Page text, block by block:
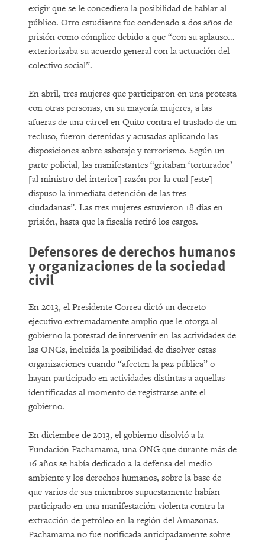
exigir que se le concediera la posibilidad de hablar al
público. Otro estudiante fue condenado a dos años de
prisión como cómplice debido a que “con su aplauso...
exteriorizaba su acuerdo general con la actuación del
colectivo social”.
En abril, tres mujeres que participaron en una protesta
con otras personas, en su mayoría mujeres, a las
afueras de una cárcel en Quito contra el traslado de un
recluso, fueron detenidas y acusadas aplicando las
disposiciones sobre sabotaje y terrorismo. Según un
parte policial, las manifestantes “gritaban ‘torturador’
[al ministro del interior] razón por la cual [este]
dispuso la inmediata detención de las tres
ciudadanas”. Las tres mujeres estuvieron 18 días en
prisión, hasta que la fiscalía retiró los cargos.
Defensores de derechos humanos
y organizaciones de la sociedad
civil
En 2013, el Presidente Correa dictó un decreto
ejecutivo extremadamente amplio que le otorga al
gobierno la potestad de intervenir en las actividades de
las ONGs, incluida la posibilidad de disolver estas
organizaciones cuando “afecten la paz pública” o
hayan participado en actividades distintas a aquellas
identificadas al momento de registrarse ante el
gobierno.
En diciembre de 2013, el gobierno disolvió a la
Fundación Pachamama, una ONG que durante más de
16 años se había dedicado a la defensa del medio
ambiente y los derechos humanos, sobre la base de
que varios de sus miembros supuestamente habían
participado en una manifestación violenta contra la
extracción de petróleo en la región del Amazonas.
Pachamama no fue notificada anticipadamente sobre